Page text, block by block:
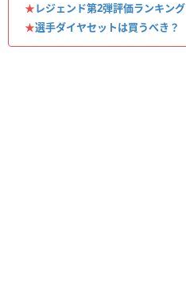
★レジェンド第2弾評価ランキング
★選手ダイヤセットは買うべき？